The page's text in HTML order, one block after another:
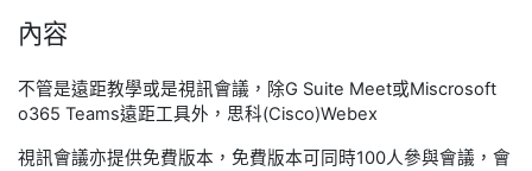
內容
不管是遠距教學或是視訊會議，除G Suite Meet或Miscrosoft
o365 Teams遠距工具外，思科(Cisco)Webex
視訊會議亦提供免費版本，免費版本可同時100人參與會議，會